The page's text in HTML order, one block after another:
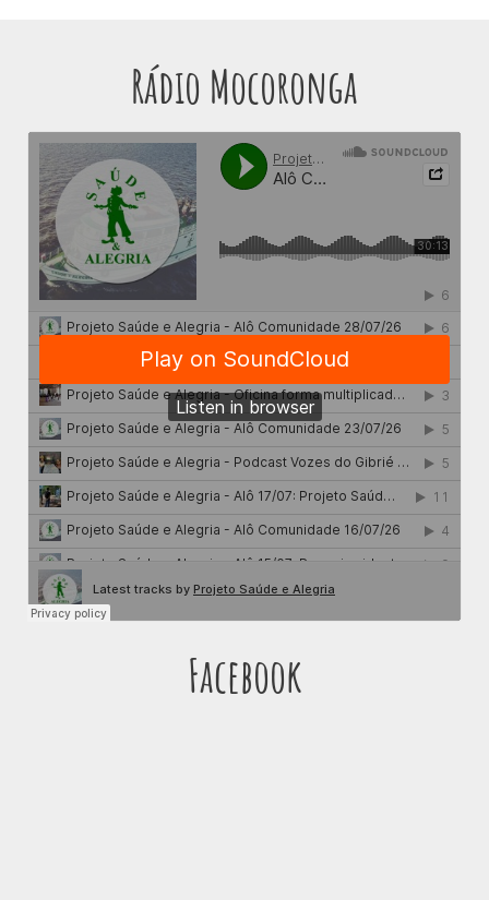
Rádio Mocoronga
Facebook